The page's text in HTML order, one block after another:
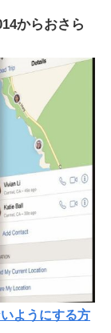
からおさら
ようにする方